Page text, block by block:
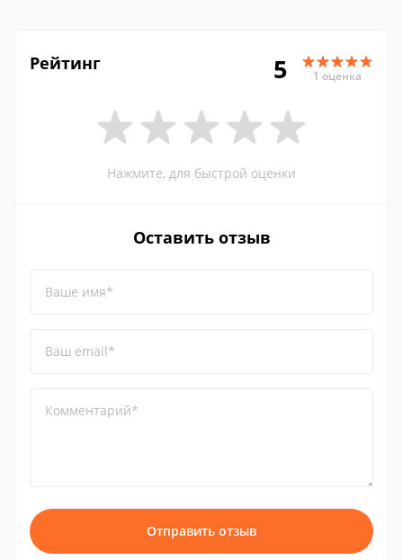
Рейтинг 5 1 оценка
Нажмите, для быстрой оценки
Оставить отзыв
Ваше имя*
Ваш email*
Комментарий*
Отправить отзыв